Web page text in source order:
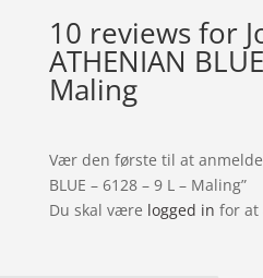
10 reviews for
ATHENIAN
Maling
Vær den første til at anmelde
BLUE – 6128 – 9 L – Maling”
Du skal være logged in for at